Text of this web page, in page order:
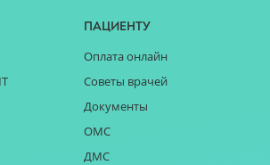
Пациенту
Оплата онлайн
Советы врачей
Документы
ОМС
ДМС